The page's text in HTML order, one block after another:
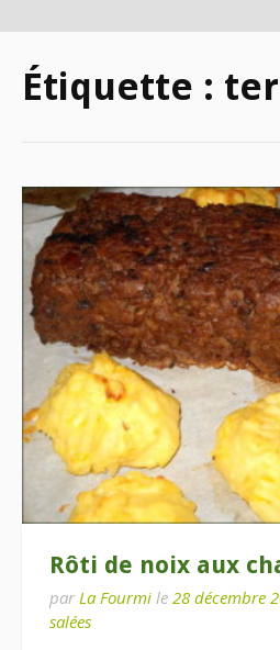
Étiquette :
Rôti de noix aux
par La Fourmi le 28 décembre
salées